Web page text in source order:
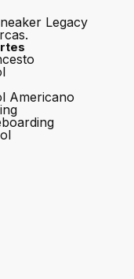
Legacy
Americano